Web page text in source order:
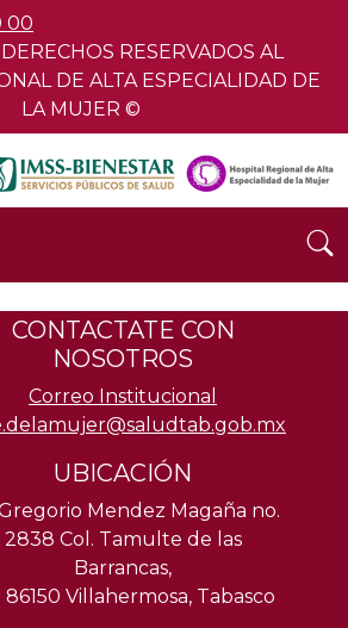
00
RESERVADOS AL
DE ALTA ESPECIALIDAD DE
LA MUJER ©
CONTACTATE CON
NOSOTROS
Correo Institucional
UBICACIÓN
Mendez Magaña no.
2838 Col. Tamulte de las
Barrancas,
86150 Villahermosa, Tabasco